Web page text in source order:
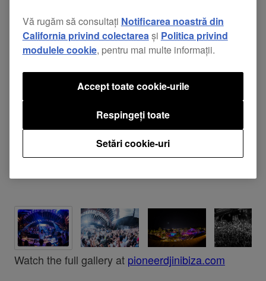
Watch the full gallery at pioneerdjinibiza.com
Vă rugăm să consultați Notificarea noastră din
California privind colectarea și Politica privind
modulele cookie, pentru mai multe informații.
Setări cookie-uri
Respingeți toate
Accept toate cookie-urile